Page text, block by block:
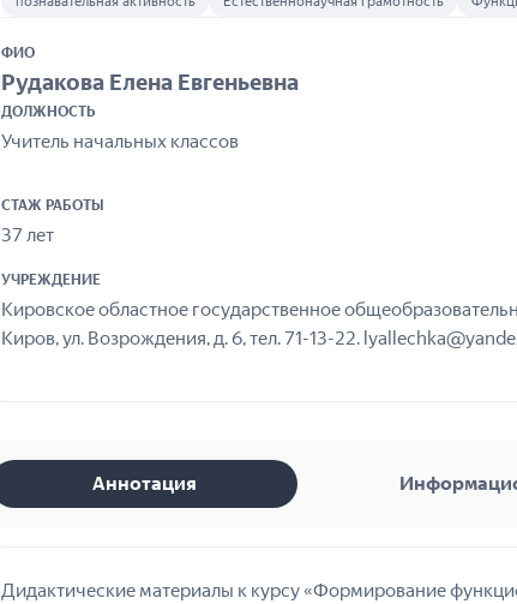
ФИО
Рудакова Елена Евгеньевна
ДОЛЖНОСТЬ
Учитель начальных классов
СТАЖ РАБОТЫ
37 лет
УЧРЕЖДЕНИЕ
Кировское областное государственное
Киров, ул. Возрождения, д. 6, тел. 71-13-22.
Аннотация
Дидактические материалы к курсу «Формирование